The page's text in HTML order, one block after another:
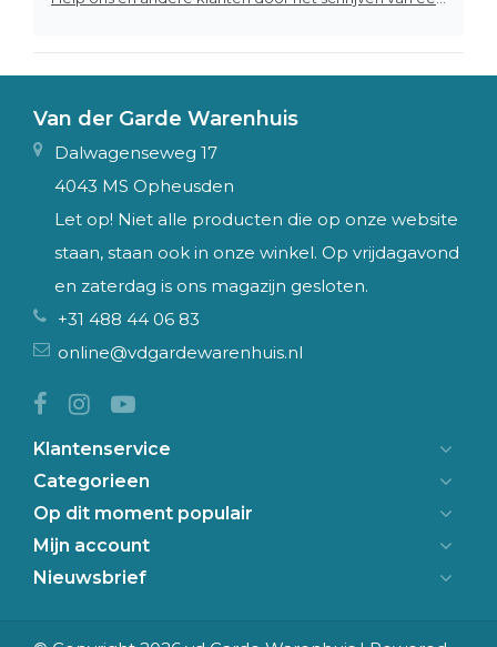
Van der Garde Warenhuis
Dalwagenseweg 17
4043 MS Opheusden
Let op! Niet alle producten die op onze website
staan, staan ook in onze winkel. Op vrijdagavond
en zaterdag is ons magazijn gesloten.
+31 488 44 06 83
online@vdgardewarenhuis.nl
Klantenservice
Categorieen
Op dit moment populair
Mijn account
Nieuwsbrief